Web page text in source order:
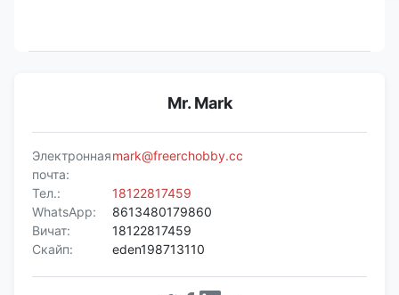
Mr. Mark
Электронная
почта:
mark@freerchobby.cc
Тел.:
18122817459
WhatsApp:
8613480179860
Вичат:
18122817459
Скайп:
eden198713110